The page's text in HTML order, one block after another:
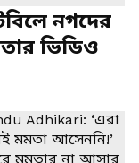
নগদের
ভিডিও